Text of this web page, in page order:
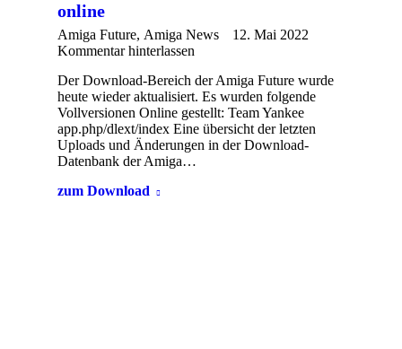
online
Amiga Future, Amiga News
12. Mai 2022
Kommentar hinterlassen
Der Download-Bereich der Amiga Future wurde
heute wieder aktualisiert. Es wurden folgende
Vollversionen Online gestellt: Team Yankee
app.php/dlext/index Eine übersicht der letzten
Uploads und Änderungen in der Download-
Datenbank der Amiga…
zum Download